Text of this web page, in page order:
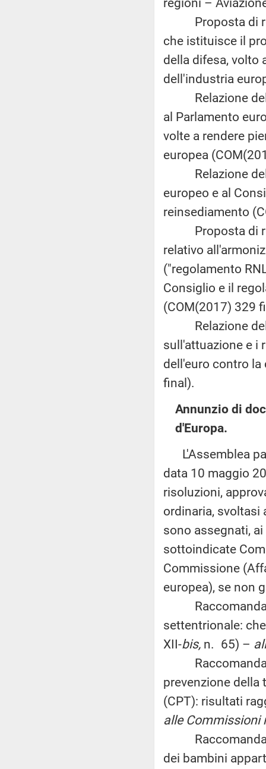
Proposta di
che istituisce il
della difesa, volto
dell'industria
Relazione della
al Parlamento
volte a rendere
europea
Relazione della
europeo e al
reinsediamento
Proposta di
relativo
("regolamento
Consiglio e il
(COM(2017) 329
Relazione della
sull'attuazione e i
dell'euro contro
final).
Annunzio di
d'Europa.
L'Assemblea
data 10 maggio
risoluzioni,
ordinaria, svoltasi
sono assegnati,
sottoindicate
Commissione
europea), se non
settentrionale:
XII-bis, n. 65) –
prevenzione della
(CPT): risultati
alle Commissioni
dei bambini